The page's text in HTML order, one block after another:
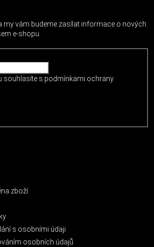
zboží
s osobními údaji
osobních údajů
my vám budeme zasílat informace o nových
e-shopu.
souhlasíte s podmínkami ochrany